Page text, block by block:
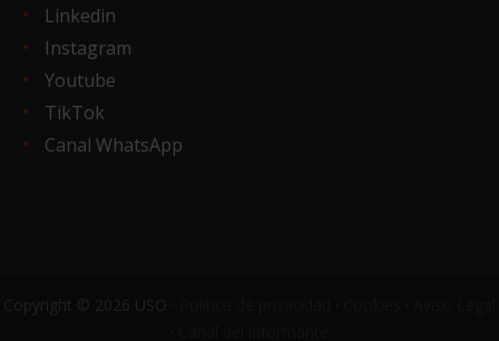
Linkedin
Instagram
Youtube
TikTok
Canal WhatsApp
Copyright © 2026 USO ·